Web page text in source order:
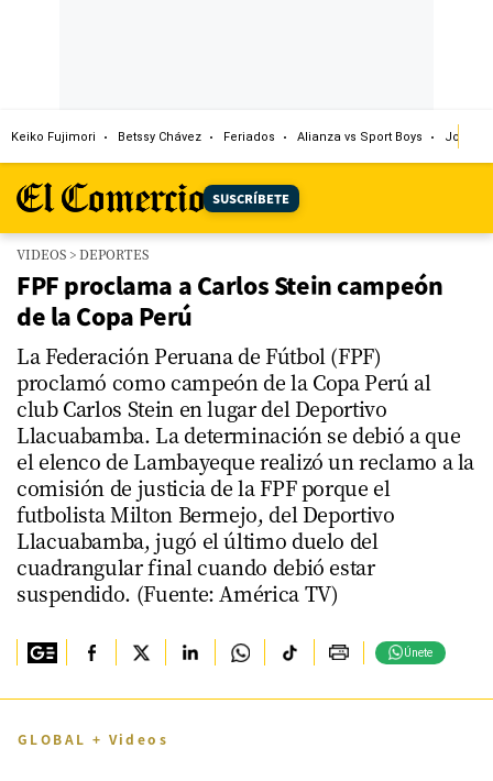
Keiko Fujimori Betssy Chávez Feriados Alianza vs Sport Boys Jorge
SUSCRÍBETE
VIDEOS >DEPORTES
FPF proclama a Carlos Stein campeón
de la Copa Perú
La Federación Peruana de Fútbol (FPF)
proclamó como campeón de la Copa Perú al
club Carlos Stein en lugar del Deportivo
Llacuabamba. La determinación se debió a que
el elenco de Lambayeque realizó un reclamo a la
comisión de justicia de la FPF porque el
futbolista Milton Bermejo, del Deportivo
Llacuabamba, jugó el último duelo del
cuadrangular final cuando debió estar
suspendido. (Fuente: América TV)
Únete
GLOBAL + Videos